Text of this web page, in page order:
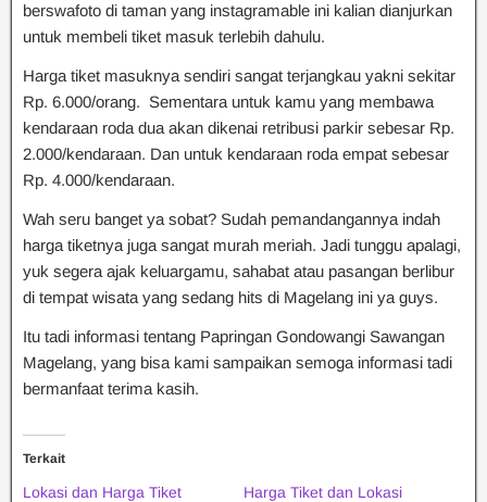
berswafoto di taman yang instagramable ini kalian dianjurkan
untuk membeli tiket masuk terlebih dahulu.
Harga tiket masuknya sendiri sangat terjangkau yakni sekitar
Rp. 6.000/orang. Sementara untuk kamu yang membawa
kendaraan roda dua akan dikenai retribusi parkir sebesar Rp.
2.000/kendaraan. Dan untuk kendaraan roda empat sebesar
Rp. 4.000/kendaraan.
Wah seru banget ya sobat? Sudah pemandangannya indah
harga tiketnya juga sangat murah meriah. Jadi tunggu apalagi,
yuk segera ajak keluargamu, sahabat atau pasangan berlibur
di tempat wisata yang sedang hits di Magelang ini ya guys.
Itu tadi informasi tentang Papringan Gondowangi Sawangan
Magelang, yang bisa kami sampaikan semoga informasi tadi
bermanfaat terima kasih.
Terkait
Lokasi dan Harga Tiket
Harga Tiket dan Lokasi